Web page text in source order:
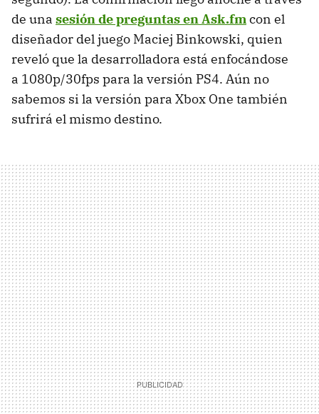
de una sesión de preguntas en Ask.fmcon el
diseñador del juego Maciej Binkowski, quien
reveló que la desarrolladora está enfocándose
a 1080p/30fps para la versión PS4. Aún no
sabemos si la versión para Xbox One también
sufrirá el mismo destino.